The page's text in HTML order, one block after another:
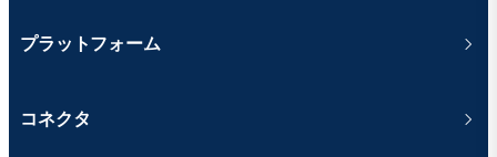
プラットフォーム
コネクタ